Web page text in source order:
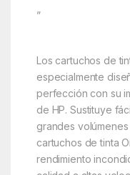
”
Los cartuchos de
especialmente
perfección con su
de HP. Sustituye
grandes
cartuchos de tinta
rendimiento